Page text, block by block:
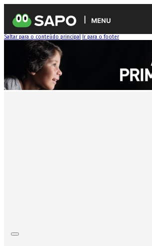
MENU
Saltar para o conteúdo principal Ir para o footer